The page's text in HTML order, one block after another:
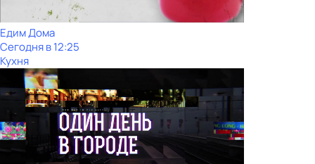
Едим Дома
Сегодня в 12:25
Кухня